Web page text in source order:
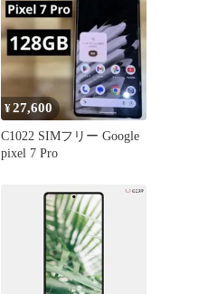
¥27,600
C1022 SIMフリー Google
pixel 7 Pro